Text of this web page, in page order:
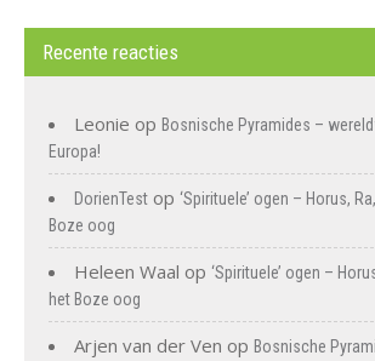
Recente reacties
Leonie op Bosnische Pyramides –
Europa!
DorienTest op ‘Spirituele’ ogen – Horus,
Boze oog
Heleen Waal op ‘Spirituele’ ogen –
het Boze oog
Arjen van der Ven op Bosnische